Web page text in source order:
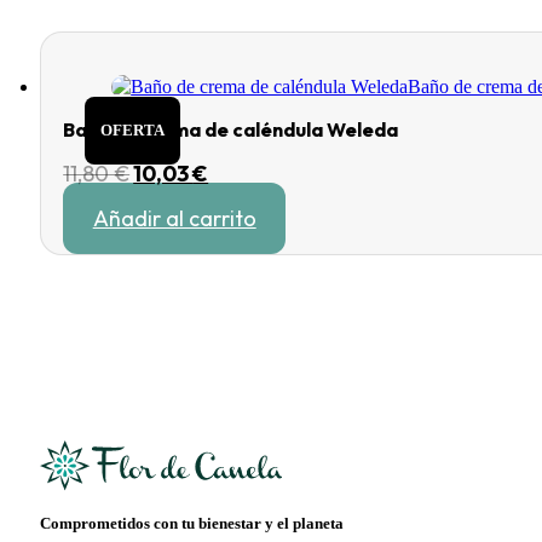
OFERTA
Baño de crema de caléndula Weleda
11,80€El
original
era:
10,03€
actual
es:
Añadir al carrito
Comprometidos con tu bienestar y el planeta